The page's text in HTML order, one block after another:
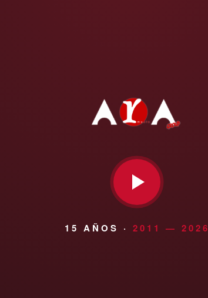
15 AÑOS · 2011 — 2026